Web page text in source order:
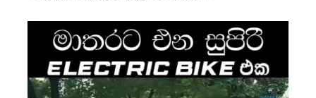
Player